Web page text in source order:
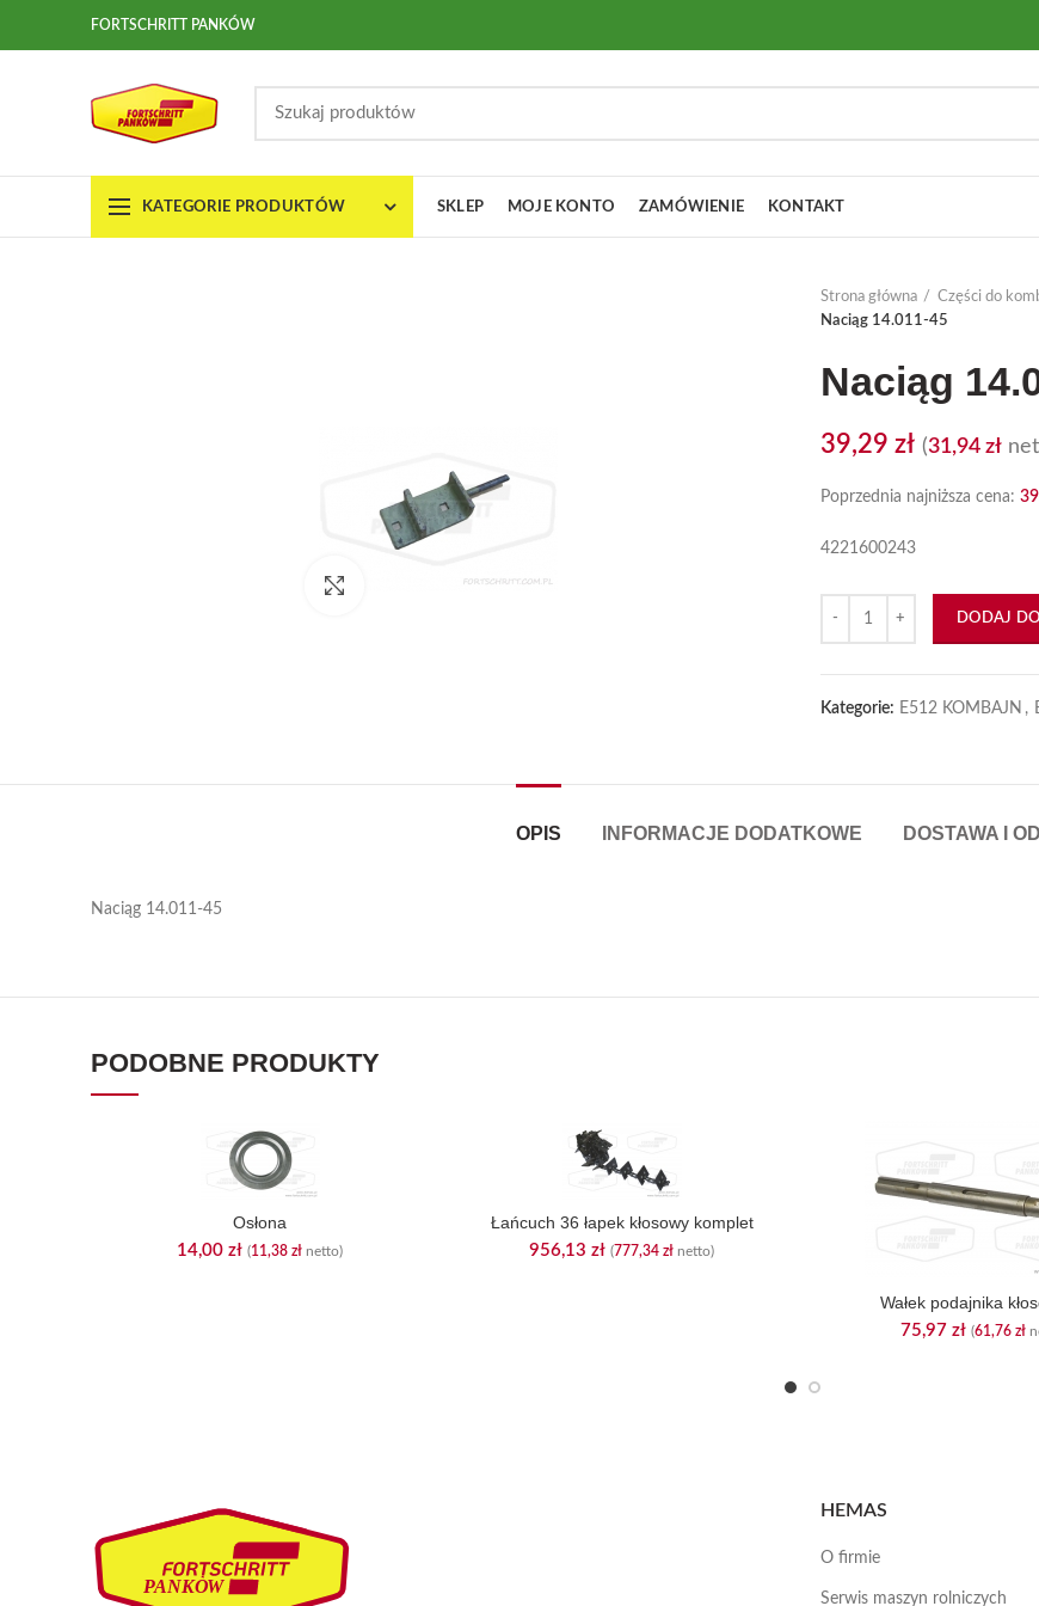
FORTSCHRITT PANKÓW
KATEGORIE PRODUKTÓW SKLEP MOJE KONTO ZAMÓWIENIE KONTAKT
Kliknij, aby powiększyć
Strona główna Części do
Naciąg 14.011-45
Naciąg
39,29 zł (31,94 zł
Poprzednia najniższa cena:
4221600243
DODAJ
Kategorie: E512 KOMBAJN ,
OPIS INFORMACJE DODATKOWE DOSTAWA I
Naciąg 14.011-45
PODOBNE PRODUKTY
Osłona
14,00 zł (11,38 zł netto)
Łańcuch 36 łapek kłosowy komplet
956,13 zł (777,34 zł netto)
Wałek podajnika
75,97 zł (61,76 zł
HEMAS
O firmie
Serwis maszyn rolniczych